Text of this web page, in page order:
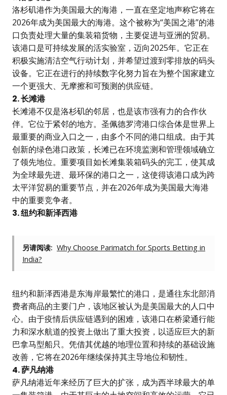
洛杉矶港作为美国最大的海港，一直在坚定地声称它将在
2026年成为美国最大的海港。这个被称为“美国之港”的港
口负责处理大量的集装箱货物，主要促进与亚洲的贸易。
该港口是可持续发展的活实验室，迈向2025年。它正在
积极实施清洁空气行动计划，并希望过渡到零排放的码头
设备。它正在进行的持续数字化努力旨在为整个国家建立
一个更强大、无摩擦和可预测的供应链。
2. 长滩港
长滩港不仅是洛杉矶的邻居，也是该市强有力的合作伙
伴。它位于紧邻的地方。圣佩德罗湾港口综合体是世界上
最重要的商业入口之一，由多个不同的港口组成。由于其
创新的绿色港口政策，长滩已在环境监测和管理领域确立
了领先地位。重要项目如长滩集装箱码头的完工，使其成
为全球最先进、最环保的港口之一，这使得该港口成为跨
太平洋贸易的重要节点，并在2026年成为美国最大海港
中的重要竞争者。
3. 纽约和新泽西港
另请阅读: Why Choose Parimatch for Sports Betting in
India?
纽约和新泽西港是东海岸最繁忙的港口，是通往东北部消
费者商品的主要门户，该地区被认为是美国最大的人口中
心。由于疫情后供应链遇到的困难，该港口在桥梁通行能
力和深水航道的投资上做出了重大投资，以适应巨大的新
巴拿马型船只。凭借其优越的地理位置和持续的基础设施
改善，它将在2026年继续保持其主导地位和韧性。
4. 萨凡纳港
萨凡纳港近年来经历了巨大的扩张，成为西半球最大的单